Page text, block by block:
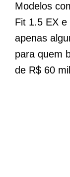
Modelos
Fit 1.5 EX e
apenas
para quem
de R$ 60